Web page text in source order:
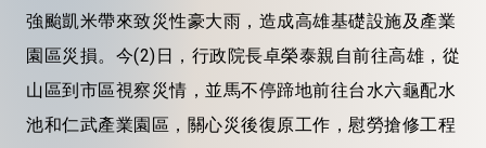
強颱凱米帶來致災性豪大雨，造成高雄基礎設施及產業
園區災損。今(2)日，行政院長卓榮泰親自前往高雄，從
山區到市區視察災情，並馬不停蹄地前往台水六龜配水
池和仁武產業園區，關心災後復原工作，慰勞搶修工程